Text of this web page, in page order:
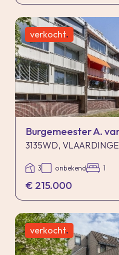
verkocht.
Burgemeester A.
3135WD,
3 onbekend 1
€ 215.000
verkocht.